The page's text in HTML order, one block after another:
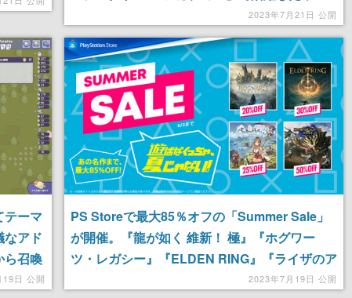
ン・マーデンボロー選手の実話を描く期待作
2023年7月21日 公開
テーマ
なアド
ら召喚
日 公開
PS Storeで最大85％オフの「Summer Sale」
が開催。『龍が如く 維新！ 極』『ホグワー
ツ・レガシー』『ELDEN RING』『ライザのア
トリエ３』といった名作がラインナップ
2023年7月19日 公開